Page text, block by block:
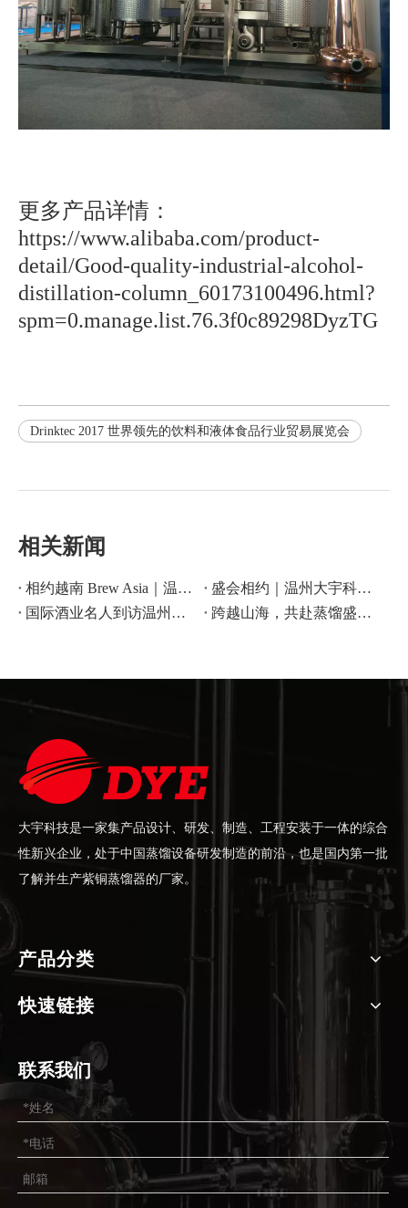
更多产品详情：
https://www.alibaba.com/product-
detail/Good-quality-industrial-alcohol-
distillation-column_60173100496.html?
spm=0.manage.list.76.3f0c89298DyzTG
Drinktec 2017 世界领先的饮料和液体食品行业贸易展览会
相关新闻
相约越南 Brew Asia｜温州大宇科技 C8 展位恭候
盛会相约｜温州大宇科技亮相 2026 上海 CBB 酒饮设备展
国际酒业名人到访温州大宇科技，共叙合作情谊
跨越山海，共赴蒸馏盛宴！温州大宇科技邀您相约WDSC 2026！
大宇科技是一家集产品设计、研发、制造、工程安装于一体的综合
性新兴企业，处于中国蒸馏设备研发制造的前沿，也是国内第一批
了解并生产紫铜蒸馏器的厂家。
产品分类
快速链接
联系我们